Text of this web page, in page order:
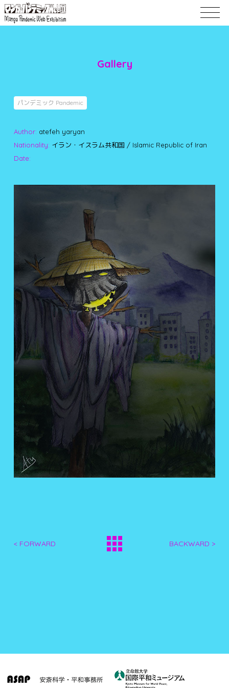
Gallery
パンデミック Pandemic
Author: atefeh yaryan
Nationality: イラン・イスラム共和国 / Islamic Republic of Iran
Date:
< FORWARD BACKWARD >